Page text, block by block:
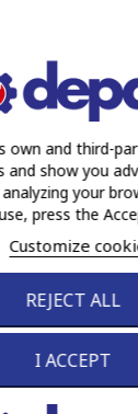
own and third-
and show you
your
press the
Customize
REJECT ALL
I ACCEPT